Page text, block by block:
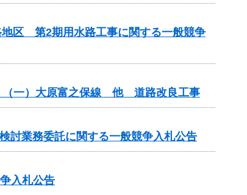
区 第2期用水路工事に関する一般競争
（一）大原富之保線 他 道路改良工事
討業務委託に関する一般競争入札公告
入札公告